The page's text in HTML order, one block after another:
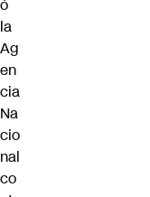
ó
la
Ag
en
cia
Na
cio
nal
co